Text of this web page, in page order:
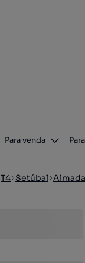
Para venda
T4 Setúbal Almada